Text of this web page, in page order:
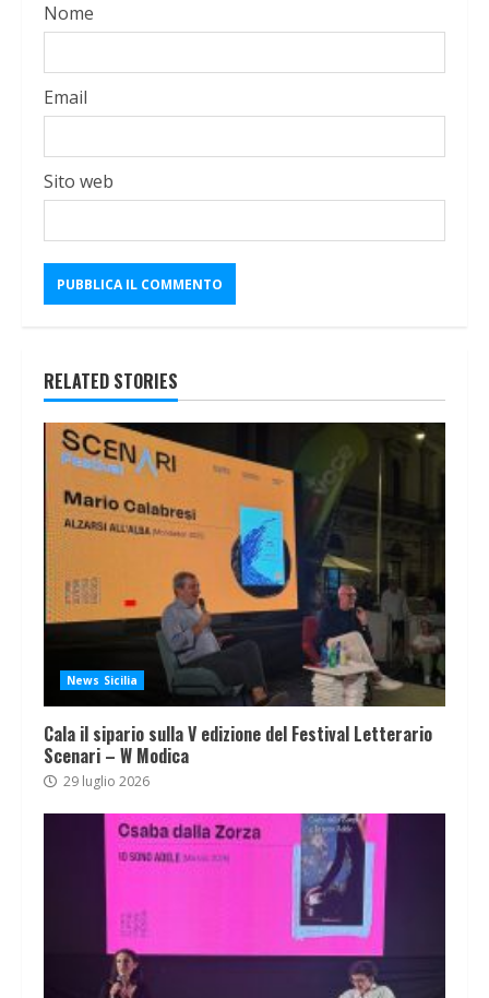
Nome
Email
Sito web
RELATED STORIES
News Sicilia
Cala il sipario sulla V edizione del Festival Letterario
Scenari – W Modica
29 luglio 2026